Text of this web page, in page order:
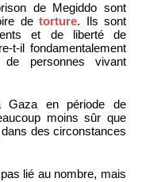
de Megiddo sont
detorture. Ils sont
et de liberté de
t-il fondamentalement
personnes vivant
Gaza en période de
moins sûr que
des circonstances
lié au nombre, mais